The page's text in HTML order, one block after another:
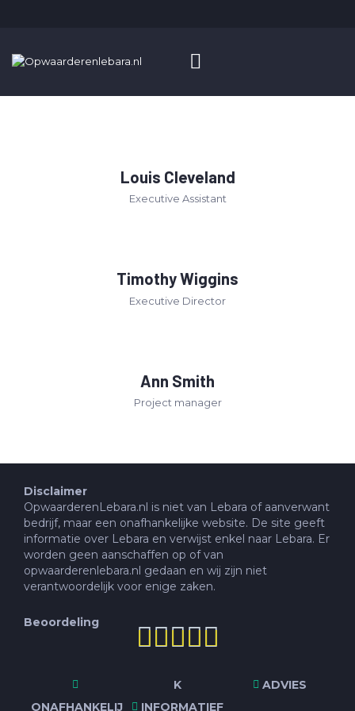
ADVERTEREN
Louis Cleveland
Executive Assistant
Timothy Wiggins
Executive Director
Ann Smith
Project manager
Disclaimer
OpwaarderenLebara.nl is niet van Lebara of aanverwant
bedrijf, maar een onafhankelijke website. De site geeft
informatie over Lebara en verwijst enkel naar Lebara. Er
worden geen aanschaffen op of van
opwaarderenlebara.nl gedaan en wij zijn niet
verantwoordelijk voor enige zaken.
Beoordeling 
ONAFHANKELIJ
K
INFORMATIEF
ADVIES